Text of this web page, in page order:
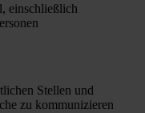
einschließlich
Stellen und
zu kommunizieren